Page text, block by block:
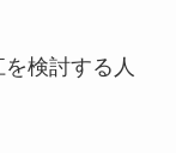
検討する人